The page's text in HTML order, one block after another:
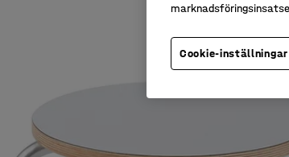
Cookie-inställningar